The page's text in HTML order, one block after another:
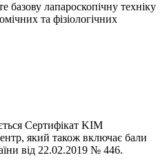
базову лапароскопічну техніку
та фізіологічних
Сертифікат KIM
який також включає бали
від 22.02.2019 № 446.